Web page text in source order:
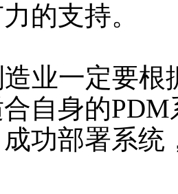
的支持。
业一定要根
自身的
功部署系统